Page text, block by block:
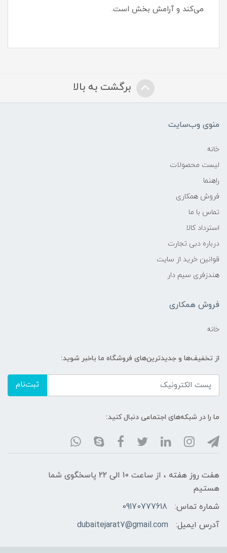
می‌کند و آرامش بخش است.
برگشت به بالا
منوی وب‌سایت
خانه
لیست محصولات
راهنما
فروش همکاری
تماس با ما
استرداد کالا
درباره دبی تجارت
قوانین خرید از سایت
هندزفری سیم دار
فروش همکاری
خانه
از تخفیف‌ها و جدیدترین‌های فروشگاه ما باخبر شوید:
ثبت‌نام
ما را در شبکه‌های اجتماعی دنبال کنید:
هفت روز هفته ، از ساعت 10 الی 22 پاسخگوی شما
هستیم
شماره تماس:
09170777618
آدرس ایمیل:
dubaitejarat7@gmail.com